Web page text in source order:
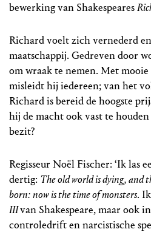
bewerking van Shakespeares
Richard voelt zich vernederd
maatschappij. Gedreven door
om wraak te nemen. Met
misleidt hij iedereen; van het
Richard is bereid de hoogste
hij de macht ook vast te
bezit?
Regisseur Noël Fischer: ‘Ik las
dertig: The old world is dying, and
born:now is the time of monsters.
IIIvan Shakespeare, maar ook
controledrift en narcistische